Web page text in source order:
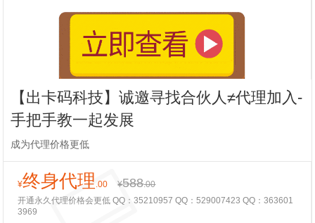
【出卡码科技】诚邀寻找合伙人≠代理加入-
手把手教一起发展
成为代理价格更低
¥终身代理 .00 ¥588.00
开通永久代理价格会更低 QQ：35210957 QQ：529007423 QQ：363601
3969